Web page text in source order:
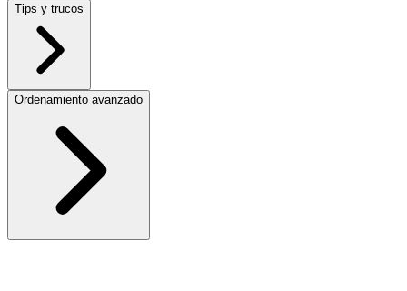
Tips y trucos
Ordenamiento avanzado